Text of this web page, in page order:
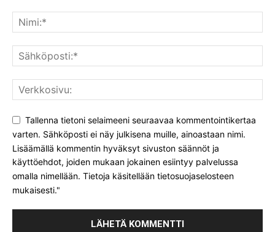
Tallenna tietoni selaimeeni seuraavaa kommentointikertaa
varten. Sähköposti ei näy julkisena muille, ainoastaan nimi.
Lisäämällä kommentin hyväksyt sivuston säännöt ja
käyttöehdot, joiden mukaan jokainen esiintyy palvelussa
omalla nimellään. Tietoja käsitellään tietosuojaselosteen
mukaisesti."